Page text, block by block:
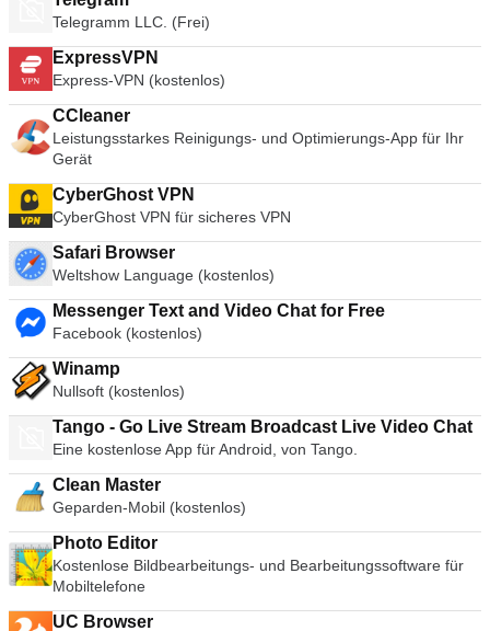
Telegramm LLC. (Frei)
ExpressVPN
Express-VPN (kostenlos)
CCleaner
Leistungsstarkes Reinigungs- und Optimierungs-App für Ihr
Gerät
CyberGhost VPN
CyberGhost VPN für sicheres VPN
Safari Browser
Weltshow Language (kostenlos)
Messenger Text and Video Chat for Free
Facebook (kostenlos)
Winamp
Nullsoft (kostenlos)
Tango - Go Live Stream Broadcast Live Video Chat
Eine kostenlose App für Android, von Tango.
Clean Master
Geparden-Mobil (kostenlos)
Photo Editor
Kostenlose Bildbearbeitungs- und Bearbeitungssoftware für
Mobiltelefone
UC Browser